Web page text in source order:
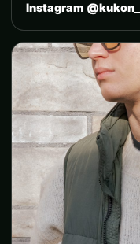
Instagram @kukon__